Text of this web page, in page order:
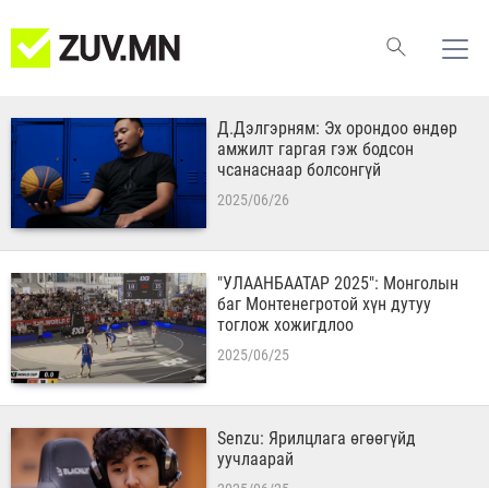
Д.Дэлгэрням: Эх орондоо өндөр
амжилт гаргая гэж бодсон
чсанаснаар болсонгүй
2025/06/26
"УЛААНБААТАР 2025": Монголын
баг Монтенегротой хүн дутуу
тоглож хожигдлоо
2025/06/25
Senzu: Ярилцлага өгөөгүйд
уучлаарай